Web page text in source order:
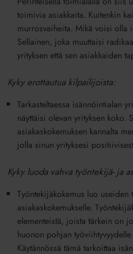
toimivia asiakkaita. Kuitenkin
murrosvaiheita. Mikä voisi olla
Sellainen, joka muuttaisi
yrityksen että sen asiakkaiden
Kyky erottautua kilpailijoista:
Tarkasteltaessa isännöintialan
näyttäisi olevan yrityksen koko.
asiakaskokemuksen kannalta
jolla sinun yrityksesi
Kyky luoda vahva työntekijä- ja
Työntekijäkokemus luo useiden
asiakaskokemukselle.
elementeistä, joista tärkein on
huonon pohjan
Käytännössä tämä tarkoittaa